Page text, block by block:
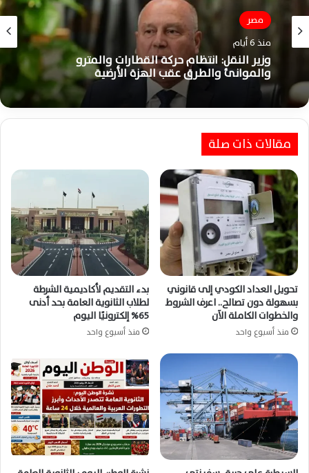
مصر
منذ 6 أيام
وزير النقل: انتظام حركة القطارات والمترو
والموانئ والطرق عقب الهزة الأرضية
الأخبار
منذ 6 أيام
مطار القاهرة يواصل التشغيل بكفاءة وانتظام
كامل رغم هزة أرضية شعر بها المواطنون
مقالات ذات صلة
تحويل العداد الكودي إلى قانوني
بسهولة دون تصالح.. اعرف الشروط
والخطوات الكاملة الآن
منذ أسبوع واحد
بدء التقديم لأكاديمية الشرطة
لطلاب الثانوية العامة بحد أدنى
65% إلكترونيًا اليوم
منذ أسبوع واحد